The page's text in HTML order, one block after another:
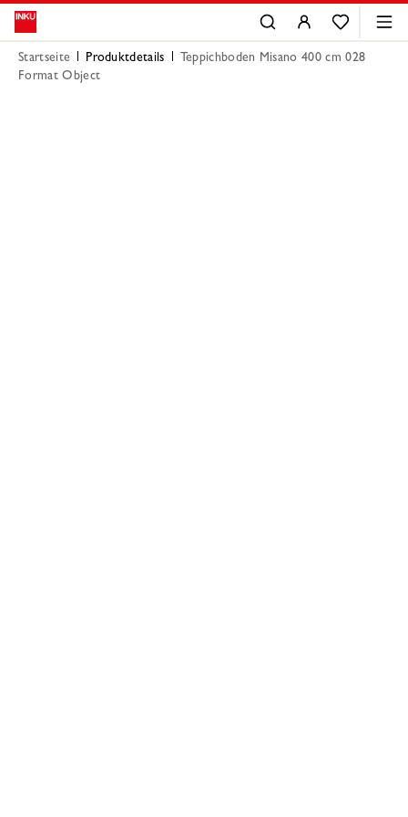
Startseite Produktdetails
Teppichboden Misano 400 cm 028
Format Object